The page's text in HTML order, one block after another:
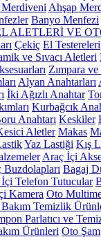
Merdiveni Ahşap
Banyo Menfezi
ALETLERİ VE
Çekiç El Testereleri
ve Sıvacı Aletleri
Zımpara
Alyan Anahtarları
İki Ağızlı Anahtar
Kurbağcık
Anahtarı Keskiler
Aletler Makas
Yaz Lastiği Kış
Araç İçi
Buzdolapları Bagaj
Telefon Tutucular
Kamera Oto
Temizlik
Parlatıcı ve
Ürünleri Oto